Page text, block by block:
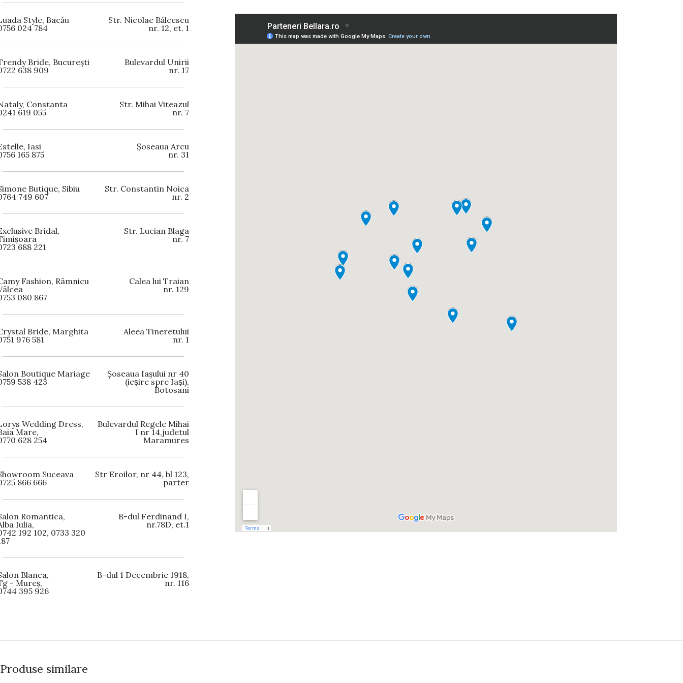
Style, Bacău
024 784
Str. Nicolae Bălcescu
nr. 12, et. 1
Bride, București
638 909
Bulevardul Unirii
nr. 17
Constanta
619 055
Str. Mihai Viteazul
nr. 7
Iasi
165 875
Șoseaua Arcu
nr. 31
Butique, Sibiu
749 607
Str. Constantin Noica
nr. 2
Bridal,
688 221
Str. Lucian Blaga
nr. 7
Fashion, Râmnicu
080 867
Calea lui Traian
nr. 129
Bride, Marghita
976 581
Aleea Tineretului
nr. 1
Boutique Mariage
538 423
Șoseaua Iașului nr 40
(ieșire spre Iași),
Botosani
Wedding Dress,
Mare,
628 254
Bulevardul Regele Mihai
I nr 14,judetul
Maramures
Suceava
866 666
Str Eroilor, nr 44, bl 123,
parter
Romantica,
Iulia,
192 102, 0733 320
B-dul Ferdinand I,
nr.78D, et.1
Blanca,
- Mureș,
395 926
B-dul 1 Decembrie 1918,
nr. 116
Produse similare